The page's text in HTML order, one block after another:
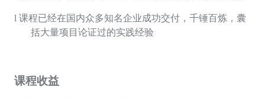
l 课程已经在国内众多知名企业成功交付，千锤百炼，囊
括大量项目论证过的实践经验
课程收益